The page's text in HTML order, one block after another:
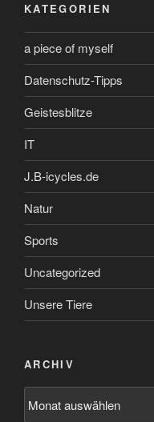
KATEGORIEN
a piece of myself
Datenschutz-Tipps
Geistesblitze
IT
J.B-icycles.de
Natur
Sports
Uncategorized
Unsere Tiere
ARCHIV